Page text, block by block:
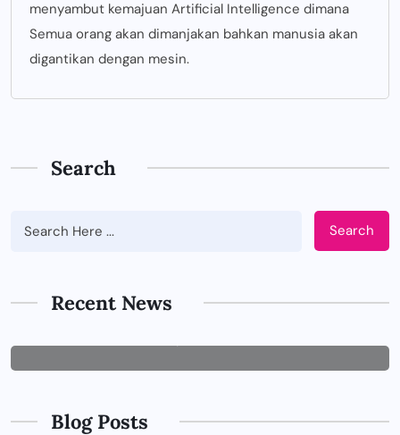
menyambut kemajuan Artificial Intelligence dimana
Semua orang akan dimanjakan bahkan manusia akan
digantikan dengan mesin.
Search
Search
Recent News
Tepat untuk Perusahaan
Blog Posts